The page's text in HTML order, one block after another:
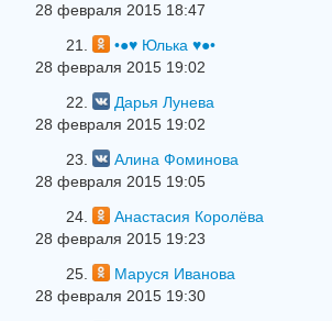
28 февраля 2015 18:47
21.
•●♥ Юлька ♥●•
28 февраля 2015 19:02
22.
Дарья Лунева
28 февраля 2015 19:02
23.
Алина Фоминова
28 февраля 2015 19:05
24.
Анастасия Королёва
28 февраля 2015 19:23
25.
Маруся Иванова
28 февраля 2015 19:30